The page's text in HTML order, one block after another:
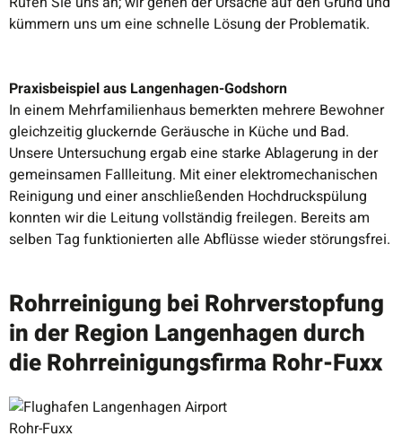
kümmern uns um eine schnelle Lösung der Problematik.
Praxisbeispiel aus Langenhagen-Godshorn
In einem Mehrfamilienhaus bemerkten mehrere Bewohner
gleichzeitig gluckernde Geräusche in Küche und Bad.
Unsere Untersuchung ergab eine starke Ablagerung in der
gemeinsamen Fallleitung. Mit einer elektromechanischen
Reinigung und einer anschließenden Hochdruckspülung
konnten wir die Leitung vollständig freilegen. Bereits am
selben Tag funktionierten alle Abflüsse wieder störungsfrei.
Rohrreinigung bei Rohrverstopfung
in der Region Langenhagen durch
die Rohrreinigungsfirma Rohr-Fuxx